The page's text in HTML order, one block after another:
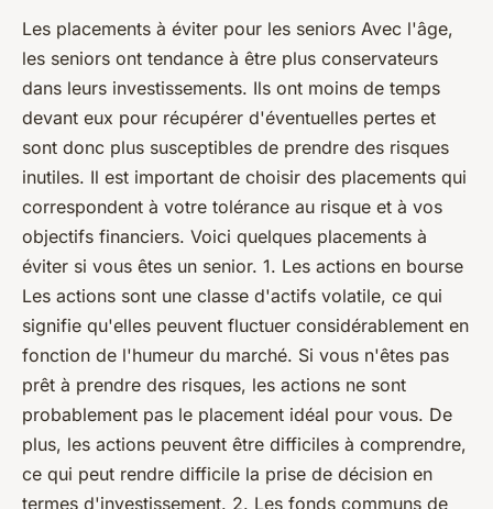
Les placements à éviter pour les seniors Avec l'âge,
les seniors ont tendance à être plus conservateurs
dans leurs investissements. Ils ont moins de temps
devant eux pour récupérer d'éventuelles pertes et
sont donc plus susceptibles de prendre des risques
inutiles. Il est important de choisir des placements qui
correspondent à votre tolérance au risque et à vos
objectifs financiers. Voici quelques placements à
éviter si vous êtes un senior. 1. Les actions en bourse
Les actions sont une classe d'actifs volatile, ce qui
signifie qu'elles peuvent fluctuer considérablement en
fonction de l'humeur du marché. Si vous n'êtes pas
prêt à prendre des risques, les actions ne sont
probablement pas le placement idéal pour vous. De
plus, les actions peuvent être difficiles à comprendre,
ce qui peut rendre difficile la prise de décision en
termes d'investissement. 2. Les fonds communs de